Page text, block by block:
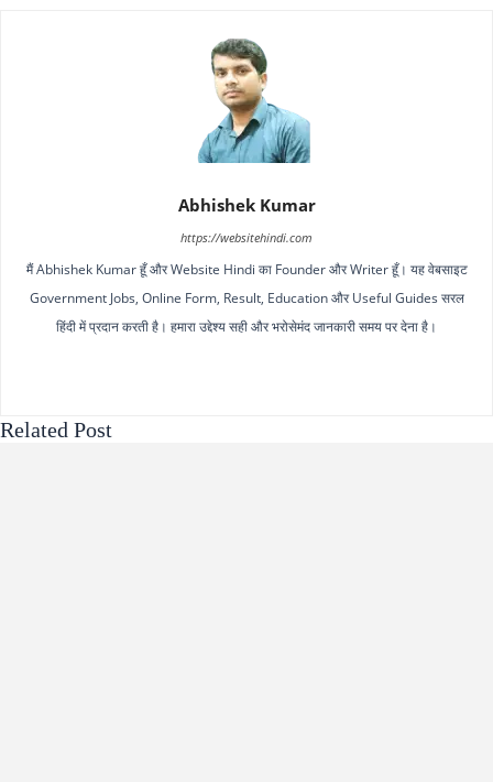
Abhishek Kumar
https://websitehindi.com
मैं Abhishek Kumar हूँ और Website Hindi का Founder और Writer हूँ। यह वेबसाइट
Government Jobs, Online Form, Result, Education और Useful Guides सरल
हिंदी में प्रदान करती है। हमारा उद्देश्य सही और भरोसेमंद जानकारी समय पर देना है।
Related Post